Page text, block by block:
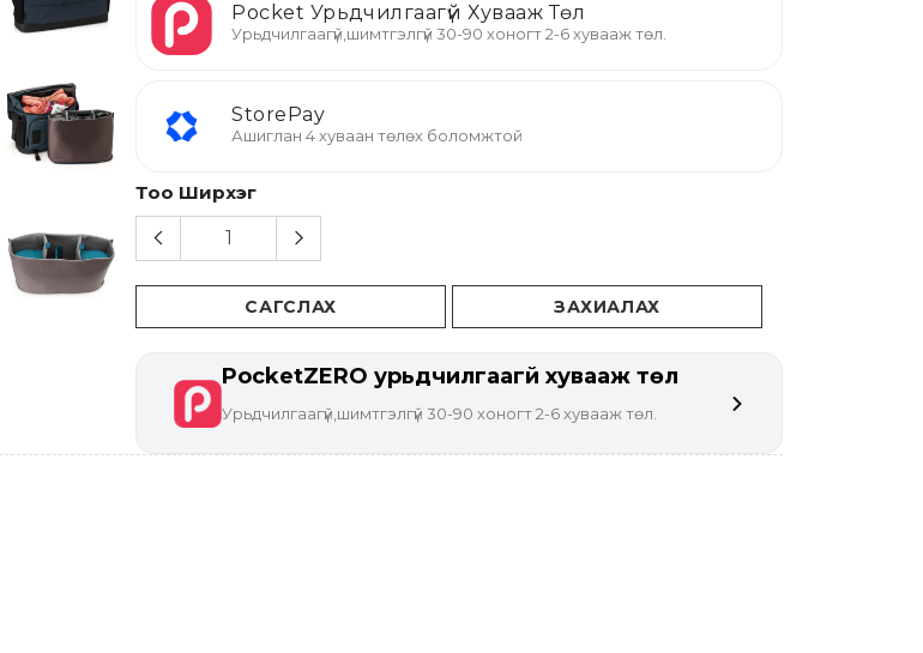
Pocket Урьдчилгаагүй Хувааж Төл
Урьдчилгаагүй,шимтгэлгүй 30-90 хоногт 2-6 хувааж төл.
StorePay
Ашиглан 4 хуваан төлөх боломжтой
Тоо Ширхэг
САГСЛАХ ЗАХИАЛАХ
PocketZERO урьдчилгаагүй хувааж төл
Урьдчилгаагүй,шимтгэлгүй 30-90 хоногт 2-6 хувааж төл.